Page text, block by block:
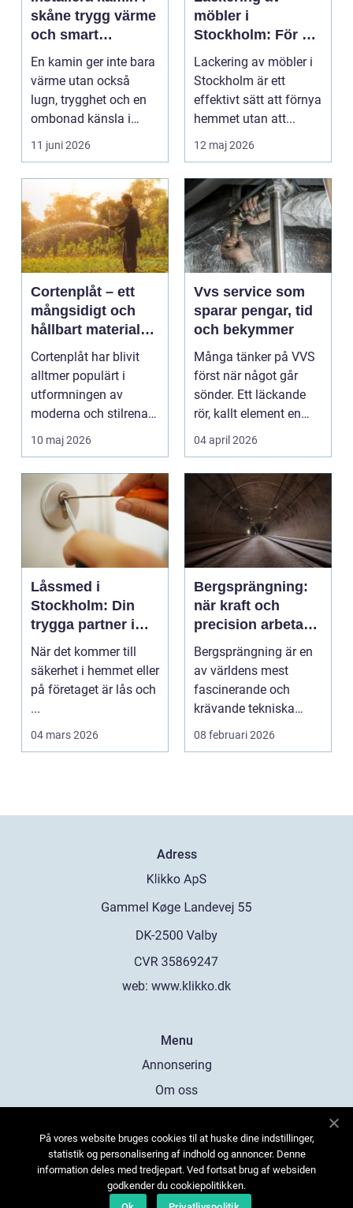
skåne trygg värme
och smart
investering
En kamin ger inte bara
värme utan också
lugn, trygghet och en
ombonad känsla i
hemmet. Allt fler hus...
11 juni 2026
möbler i
Stockholm: För ett
hållbart och
snyggt hem
Lackering av möbler i
Stockholm är ett
effektivt sätt att förnya
hemmet utan att...
12 maj 2026
Cortenplåt – ett
mångsidigt och
hållbart material
för din trädgård
Cortenplåt har blivit
alltmer populärt i
utformningen av
moderna och stilrena
trädg&...
10 maj 2026
Vvs service som
sparar pengar, tid
och bekymmer
Många tänker på VVS
först när något går
sönder. Ett läckande
rör, kallt element en
vintermorgon elle...
04 april 2026
Låssmed i
Stockholm: Din
trygga partner i
huvudstaden
När det kommer till
säkerhet i hemmet eller
på företaget är lås och
...
04 mars 2026
Bergsprängning:
när kraft och
precision arbetar
tillsammans
Bergsprängning är en
av världens mest
fascinerande och
krävande tekniska
procedu...
08 februari 2026
Adress
web: www.klikko.dk
Menu
Annonsering
Om oss
Kontakta oss
Sitemap
På vores website bruges cookies til at huske dine indstillinger,
statistik og personalisering af indhold og annoncer. Denne
information deles med tredjepart. Ved fortsat brug af websiden
godkender du cookiepolitikken.